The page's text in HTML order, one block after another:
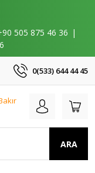
505 875 46 36 |
0(533) 644 44 45
ARA